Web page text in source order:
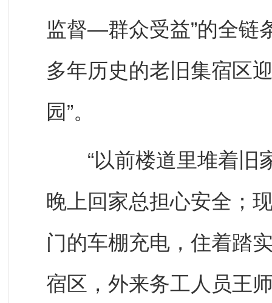
监督—群众受益”的全链
多年历史的老旧集宿区
园”。
“以前楼道里堆着旧
晚上回家总担心安全；
门的车棚充电，住着踏
宿区，外来务工人员王